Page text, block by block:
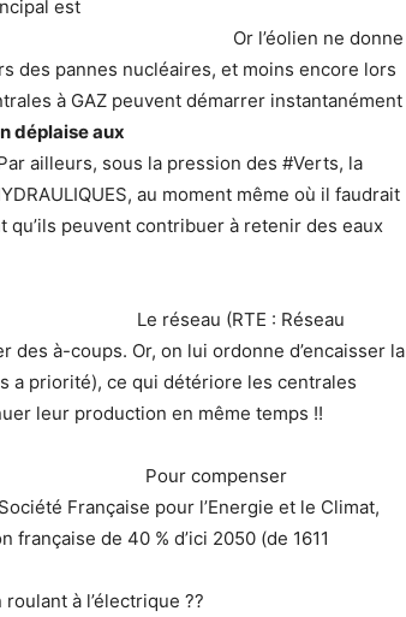
est
ne donne
des pannes nucléaires, et moins encore lors
à GAZ peuvent démarrer instantanément
déplaise aux
ailleurs, sous la pression des #Verts, la
au moment même où il faudrait
qu’ils peuvent contribuer à retenir des eaux
: Le réseau (RTE : Réseau
des à-coups. Or, on lui ordonne d’encaisser la
a priorité), ce qui détériore les centrales
leur production en même temps !!
: Pour compenser
Française pour l’Energie et le Climat,
française de 40 % d’ici 2050 (de 1611
à 900 en 2050 !!
en roulant à l’électrique ??